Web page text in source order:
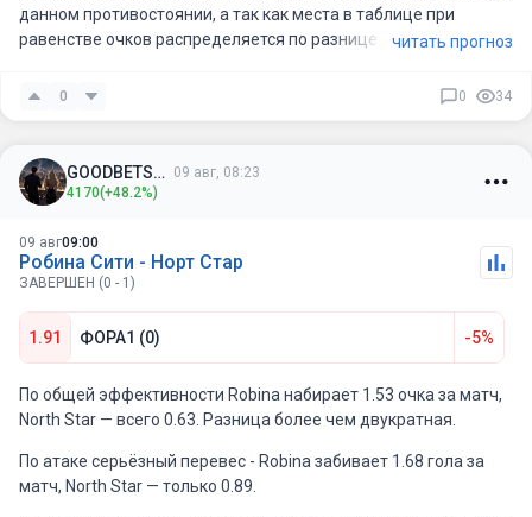
данном противостоянии, а так как места в таблице при
равенстве очков распределяется по разнице мячей, то
читать прогноз
0 0 34
GOODBETSSS
09 авг, 08:23
4170(+48.2%)
09 авг09:00
Робина Сити - Норт Стар
ЗАВЕРШЕН (0 - 1)
1.91 ФОРА1 (0) -5%
По общей эффективности Robina набирает 1.53 очка за матч,
North Star — всего 0.63. Разница более чем двукратная.
По атаке серьёзный перевес - Robina забивает 1.68 гола за
матч, North Star — только 0.89.